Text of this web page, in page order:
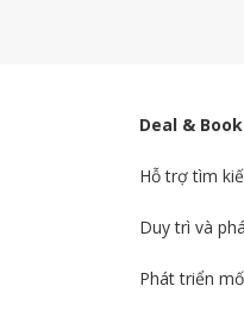
Deal &
Hỗ trợ tìm
Duy trì và
Phát triển